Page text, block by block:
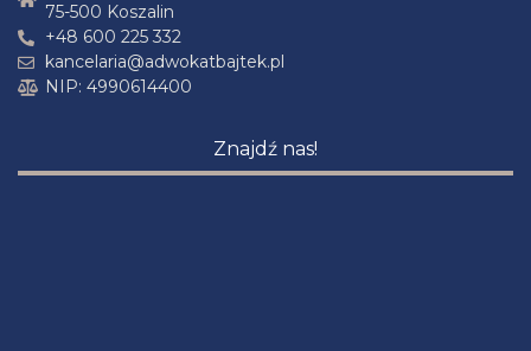
75-500 Koszalin
+48 600 225 332
kancelaria@adwokatbajtek.pl
NIP: 4990614400
Znajdź nas!